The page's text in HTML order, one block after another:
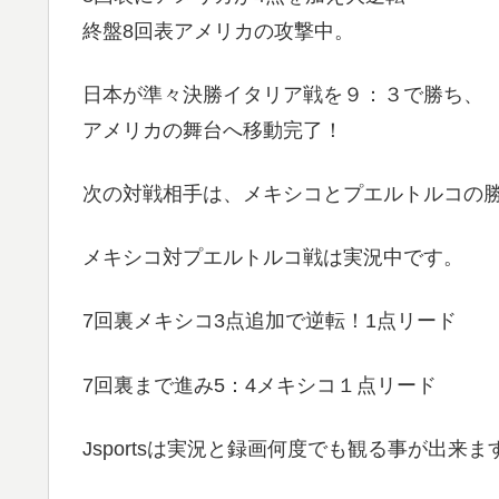
終盤8回表アメリカの攻撃中。
日本が準々決勝イタリア戦を９：３で勝ち、
アメリカの舞台へ移動完了！
次の対戦相手は、メキシコとプエルトルコの
メキシコ対プエルトルコ戦は実況中です。
7回裏メキシコ3点追加で逆転！1点リード
7回裏まで進み5：4メキシコ１点リード
Jsportsは実況と録画何度でも観る事が出来ま